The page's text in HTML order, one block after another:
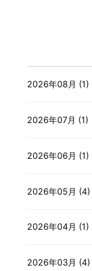
2026年08月 (1)
2026年07月 (1)
2026年06月 (1)
2026年05月 (4)
2026年04月 (1)
2026年03月 (4)